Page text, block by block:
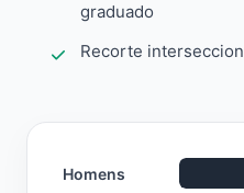
graduado
Recorte
Homens